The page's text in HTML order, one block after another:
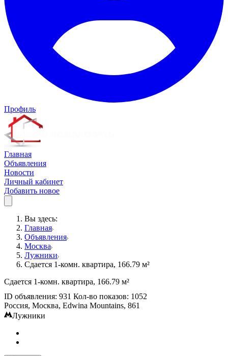
Профиль
Главная
Объявления
Новости
Личный кабинет
Добавить новое
Вы здесь:
Главная
Объявления
Москва
Лужники
Сдается 1-комн. квартира, 166.79 м²
Сдается 1-комн. квартира, 166.79 м²
ID объявления: 931 Кол-во показов: 1052
Россия, Москва, Edwina Mountains, 861
Лужники